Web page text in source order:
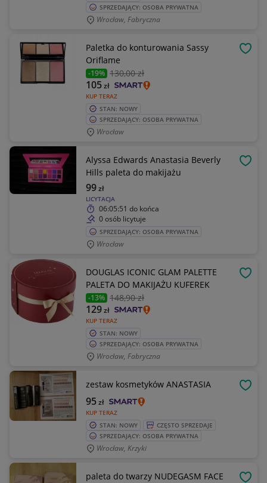
SPRZEDAJĄCY: OSOBA PRYWATNA
Wrocław, Fabryczna
Paletka do konturowania Sassy
Oriflame
-19% 130,00 zł
KUP TERAZ
105zł
STAN: NOWY
SPRZEDAJĄCY: OSOBA PRYWATNA
Wrocław
Alyssa Edwards Anastasia Beverly
Hills paleta do makijażu
LICYTACJA
99zł
06:05:51 do końca
0 osób licytuje
SPRZEDAJĄCY: OSOBA PRYWATNA
Wrocław
DOUGLAS ICONIC GLAM PALETTE
PALETA DO MAKIJAŻU KUFEREK
-13% 148,90 zł
KUP TERAZ
129zł
STAN: NOWY
SPRZEDAJĄCY: OSOBA PRYWATNA
Wrocław, Fabryczna
zestaw kosmetyków ANASTASIA
KUP TERAZ
95zł
STAN: NOWY
CZĘSTO SPRZEDAJE
SPRZEDAJĄCY: OSOBA PRYWATNA
Wrocław, Krzyki
paleta do twarzy NUDEGASM FACE